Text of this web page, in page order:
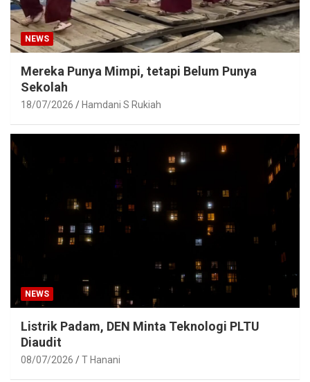
NEWS
Mereka Punya Mimpi, tetapi Belum Punya
Sekolah
18/07/2026 Hamdani S Rukiah
NEWS
Listrik Padam, DEN Minta Teknologi PLTU
Diaudit
08/07/2026 T Hanani